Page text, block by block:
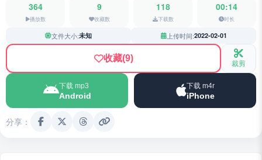
364
播放数
9
收藏数
118
下载数
00:14
时长
文件大小:未知 上传时间:2022-02-01
收藏(9) 裁剪
下载 mp3
Android
下载 m4r
iPhone
分享：